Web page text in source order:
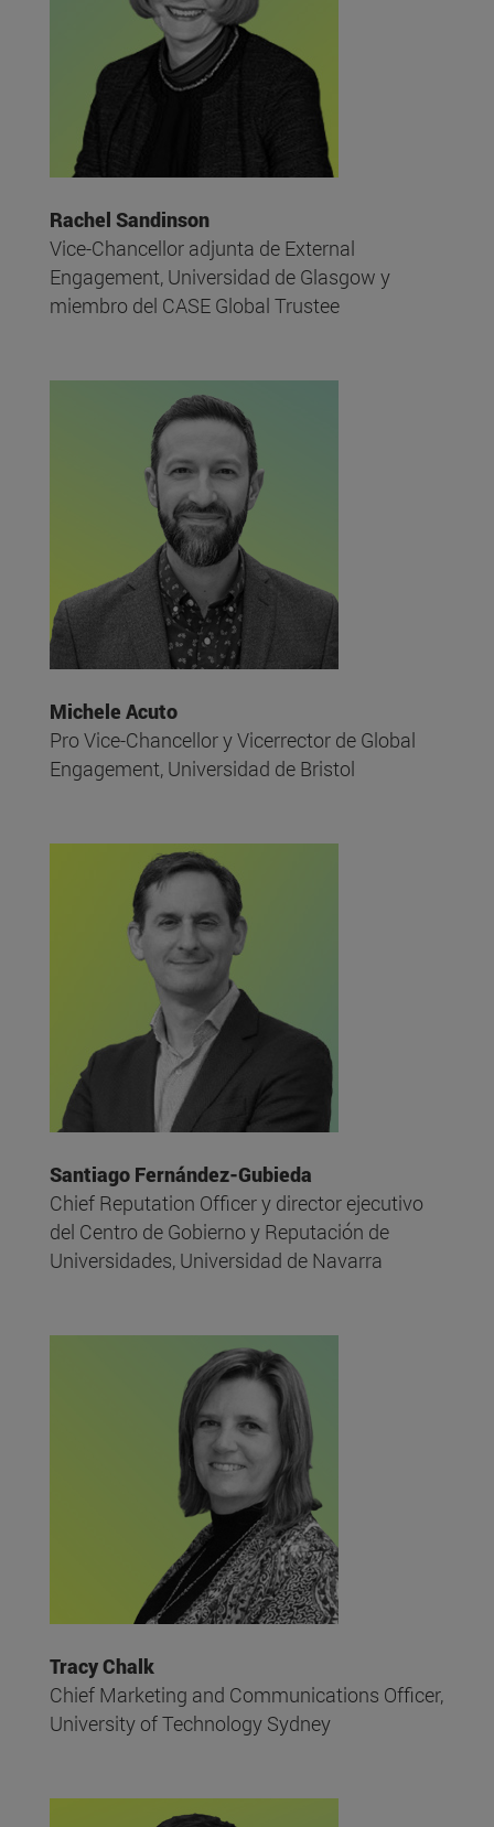
Rachel Sandinson
Vice-Chancellor adjunta de External
Engagement, Universidad de Glasgow y
miembro del CASE Global Trustee
Michele Acuto
Pro Vice-Chancellor y Vicerrector de Global
Engagement, Universidad de Bristol
Santiago Fernández-Gubieda
Chief Reputation Officer y director ejecutivo
del Centro de Gobierno y Reputación de
Universidades, Universidad de Navarra
Tracy Chalk
Chief Marketing and Communications Officer,
University of Technology Sydney